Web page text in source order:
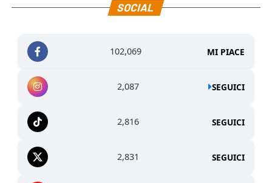
SOCIAL
102,069 MI PIACE
2,087 SEGUICI
2,816 SEGUICI
2,831 SEGUICI